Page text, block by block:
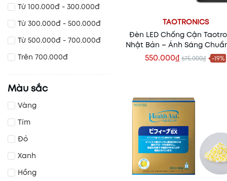
Từ 100.000đ - 300.000đ
Từ 300.000đ - 500.000đ
Từ 500.000đ - 700.000đ
Trên 700.000đ
Màu sắc
Vàng
Tím
Đỏ
Xanh
Hồng
TAOTRONICS
Đèn LED Chống Cận
Nhật Bản – Ánh Sáng
Vệ Đôi Mắt Cả Gia Đình
550.000₫ 675.000₫ -19%